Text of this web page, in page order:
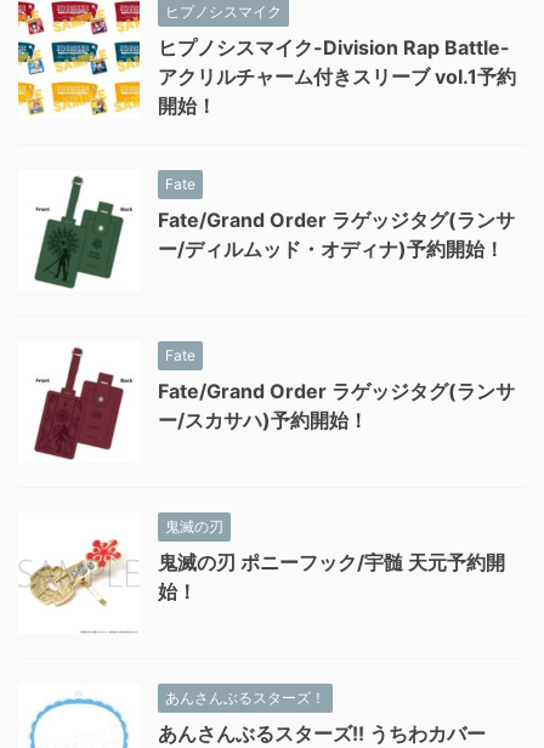
ヒプノシスマイク
ヒプノシスマイク-Division Rap Battle-
アクリルチャーム付きスリーブ vol.1予約
開始！
Fate
Fate/Grand Order ラゲッジタグ(ランサ
ー/ディルムッド・オディナ)予約開始！
Fate
Fate/Grand Order ラゲッジタグ(ランサ
ー/スカサハ)予約開始！
鬼滅の刃
鬼滅の刃 ポニーフック/宇髄 天元予約開
始！
あんさんぶるスターズ！
あんさんぶるスターズ!! うちわカバー